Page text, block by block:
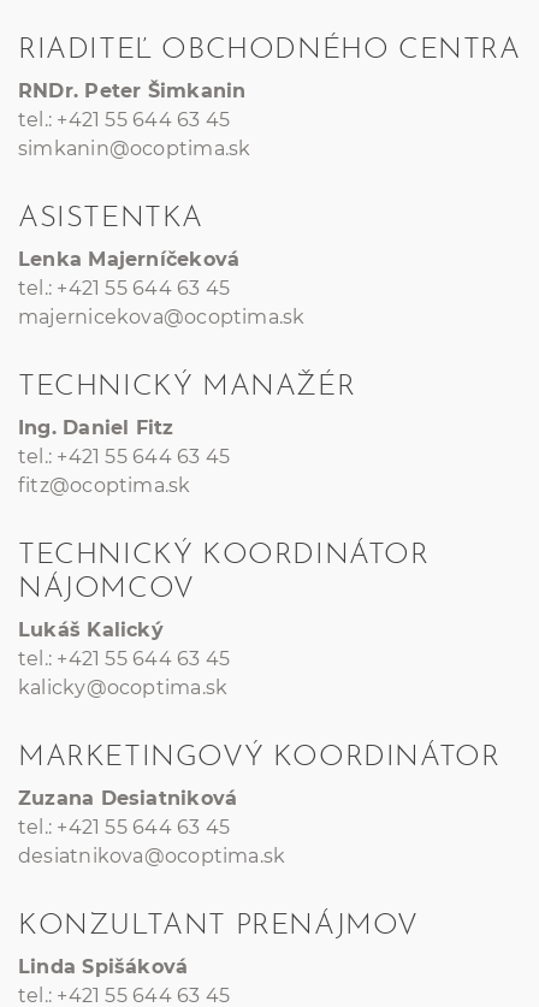
RIADITEĽ OBCHODNÉHO CENTRA
RNDr. Peter Šimkanin
tel.: +421 55 644 63 45
simkanin@ocoptima.sk
ASISTENTKA
Lenka Majerníčeková
tel.: +421 55 644 63 45
majernicekova@ocoptima.sk
TECHNICKÝ MANAŽÉR
Ing. Daniel Fitz
tel.: +421 55 644 63 45
fitz@ocoptima.sk
TECHNICKÝ KOORDINÁTOR
NÁJOMCOV
Lukáš Kalický
tel.: +421 55 644 63 45
kalicky@ocoptima.sk
MARKETINGOVÝ KOORDINÁTOR
Zuzana Desiatniková
tel.: +421 55 644 63 45
desiatnikova@ocoptima.sk
KONZULTANT PRENÁJMOV
Linda Spišáková
tel.: +421 55 644 63 45